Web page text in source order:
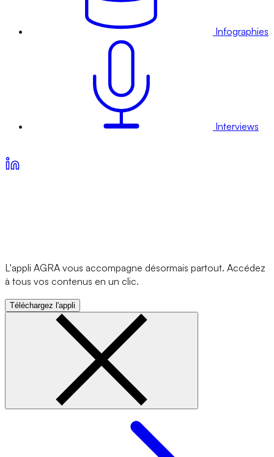
Infographies
Interviews
L'appli AGRA vous accompagne désormais partout. Accédez
à tous vos contenus en un clic.
Téléchargez l'appli